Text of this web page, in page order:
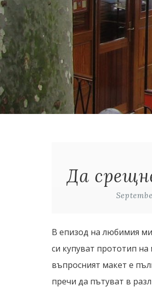
Да
В епизод на любимия
си купуват прототип
въпросният макет е
пречи да пътуват в